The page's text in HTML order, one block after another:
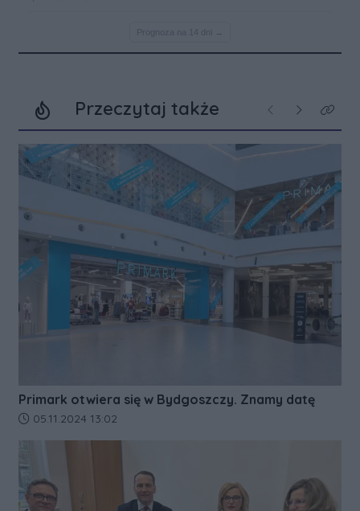
Przeczytaj także Poprzednie
NastępneKliknij
Primark otwiera się w Bydgoszczy. Znamy datę
Data dodania artykułu:
05.11.2024 13:02